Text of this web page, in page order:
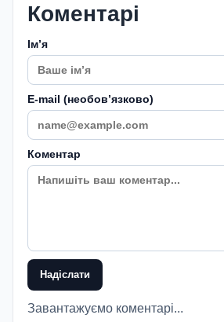
Коментарі
Імʼя
E-mail (необовʼязково)
Коментар
Надіслати
Завантажуємо коментарі...